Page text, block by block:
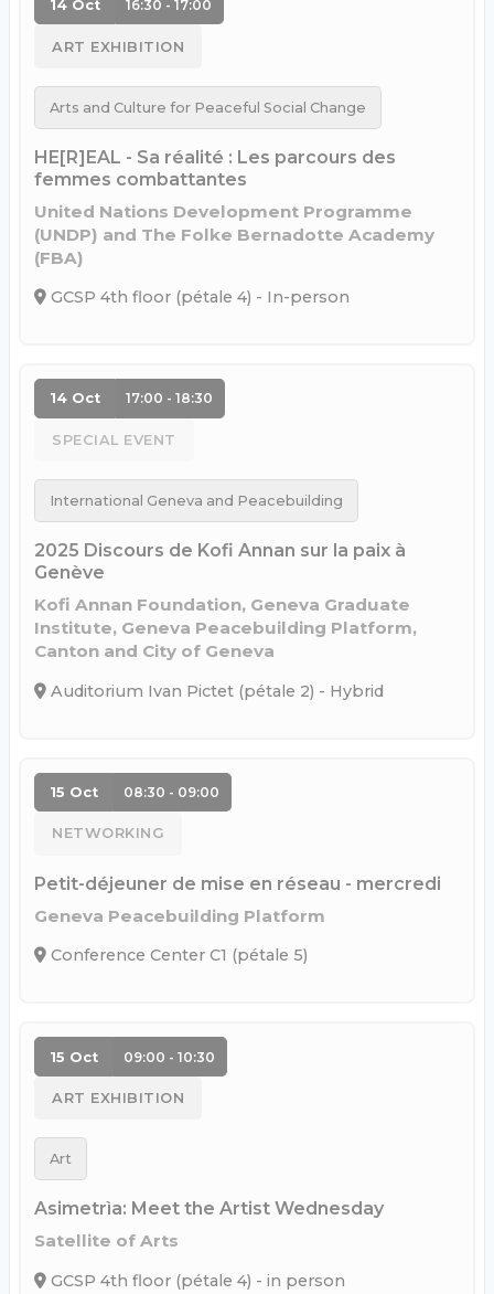
14 Oct 16:30 - 17:00
ART EXHIBITION
Arts and Culture for Peaceful Social Change
HE[R]EAL - Sa réalité : Les parcours des
femmes combattantes
United Nations Development Programme
(UNDP) and The Folke Bernadotte Academy
(FBA)
GCSP 4th floor (pétale 4) - In-person
14 Oct 17:00 - 18:30
SPECIAL EVENT
International Geneva and Peacebuilding
2025 Discours de Kofi Annan sur la paix à
Genève
Kofi Annan Foundation, Geneva Graduate
Institute, Geneva Peacebuilding Platform,
Canton and City of Geneva
Auditorium Ivan Pictet (pétale 2) - Hybrid
15 Oct 08:30 - 09:00
NETWORKING
Petit-déjeuner de mise en réseau - mercredi
Geneva Peacebuilding Platform
Conference Center C1 (pétale 5)
15 Oct 09:00 - 10:30
ART EXHIBITION
Art
Asimetrìa: Meet the Artist Wednesday
Satellite of Arts
GCSP 4th floor (pétale 4) - in person